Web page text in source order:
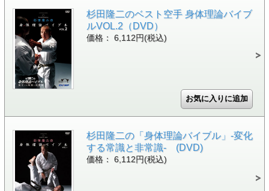
杉田隆二のベスト空手 身体理論バイブ
ルVOL.2（DVD）
価格： 6,112円(税込)
杉田隆二の「身体理論バイブル」-変化
する常識と非常識- (DVD)
価格： 6,112円(税込)